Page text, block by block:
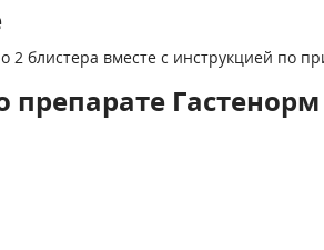
2 блистера вместе с инструкцией по
Гастенорм